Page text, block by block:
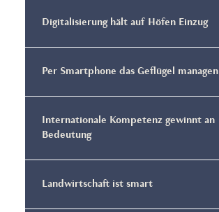
Digitalisierung hält auf Höfen Einzug
Per Smartphone das Geflügel managen
Internationale Kompetenz gewinnt an
Bedeutung
Landwirtschaft ist smart